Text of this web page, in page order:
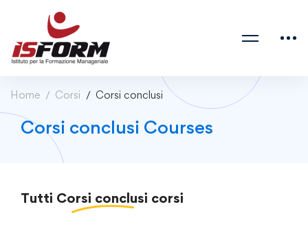
Home Corsi Corsi conclusi
Corsi conclusi Courses
Tutti Corsi conclusi corsi